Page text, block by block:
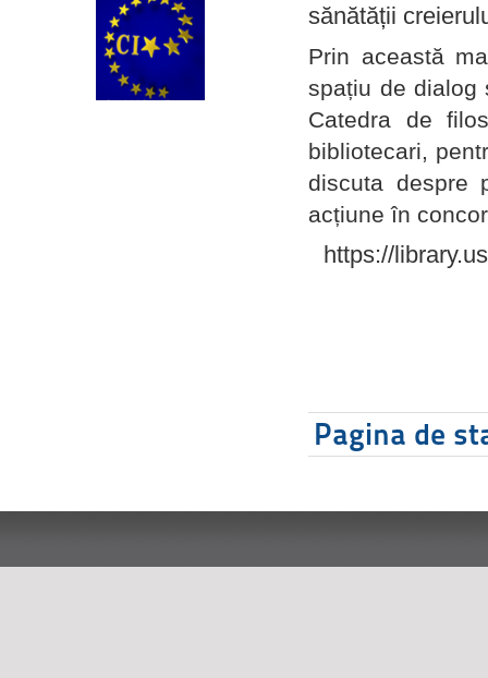
sănătății
Prin această
spațiu de dialog
Catedra de
bibliotecari,
discuta despre
acțiune în
https://
Pagina de